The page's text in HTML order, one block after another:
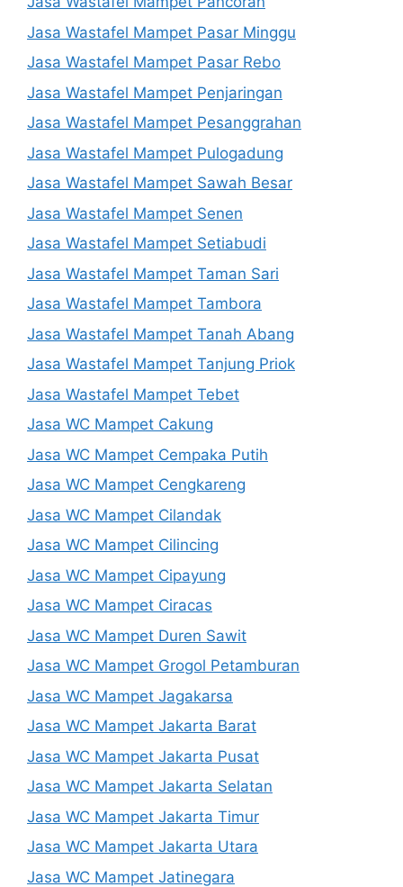
Jasa Wastafel Mampet Pasar Minggu
Jasa Wastafel Mampet Pasar Rebo
Jasa Wastafel Mampet Penjaringan
Jasa Wastafel Mampet Pesanggrahan
Jasa Wastafel Mampet Pulogadung
Jasa Wastafel Mampet Sawah Besar
Jasa Wastafel Mampet Senen
Jasa Wastafel Mampet Setiabudi
Jasa Wastafel Mampet Taman Sari
Jasa Wastafel Mampet Tambora
Jasa Wastafel Mampet Tanah Abang
Jasa Wastafel Mampet Tanjung Priok
Jasa Wastafel Mampet Tebet
Jasa WC Mampet Cakung
Jasa WC Mampet Cempaka Putih
Jasa WC Mampet Cengkareng
Jasa WC Mampet Cilandak
Jasa WC Mampet Cilincing
Jasa WC Mampet Cipayung
Jasa WC Mampet Ciracas
Jasa WC Mampet Duren Sawit
Jasa WC Mampet Grogol Petamburan
Jasa WC Mampet Jagakarsa
Jasa WC Mampet Jakarta Barat
Jasa WC Mampet Jakarta Pusat
Jasa WC Mampet Jakarta Selatan
Jasa WC Mampet Jakarta Timur
Jasa WC Mampet Jakarta Utara
Jasa WC Mampet Jatinegara